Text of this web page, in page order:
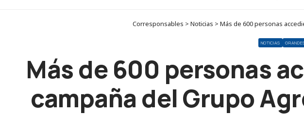
Corresponsables > Noticias > Más de 600 personas
NOTICIAS
Más de 600 personas
campaña del Grupo